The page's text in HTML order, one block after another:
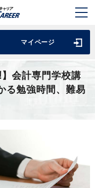
マイページ
】会計専門学校講
る勉強時間、難易